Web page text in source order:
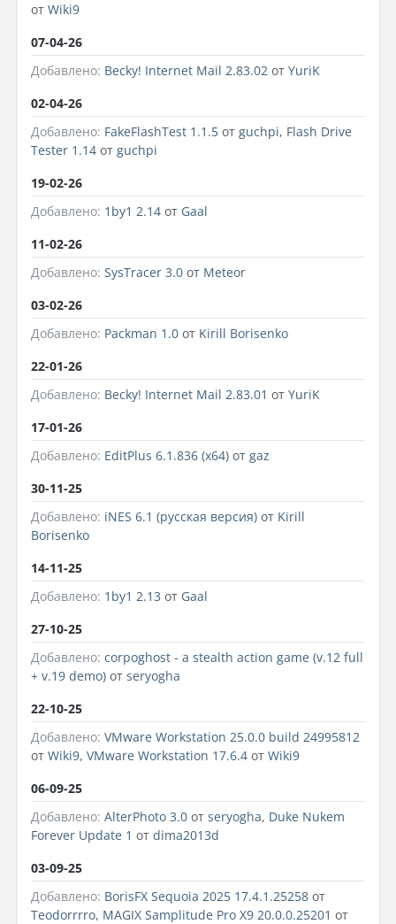
от Wiki9
07-04-26
Добавлено: Becky! Internet Mail 2.83.02 от YuriK
02-04-26
Добавлено: FakeFlashTest 1.1.5 от guchpi, Flash Drive
Tester 1.14 от guchpi
19-02-26
Добавлено: 1by1 2.14 от Gaal
11-02-26
Добавлено: SysTracer 3.0 от Meteor
03-02-26
Добавлено: Packman 1.0 от Kirill Borisenko
22-01-26
Добавлено: Becky! Internet Mail 2.83.01 от YuriK
17-01-26
Добавлено: EditPlus 6.1.836 (x64) от gaz
30-11-25
Добавлено: iNES 6.1 (русская версия) от Kirill
Borisenko
14-11-25
Добавлено: 1by1 2.13 от Gaal
27-10-25
Добавлено: corpoghost - a stealth action game (v.12 full
+ v.19 demo) от seryogha
22-10-25
Добавлено: VMware Workstation 25.0.0 build 24995812
от Wiki9, VMware Workstation 17.6.4 от Wiki9
06-09-25
Добавлено: AlterPhoto 3.0 от seryogha, Duke Nukem
Forever Update 1 от dima2013d
03-09-25
Добавлено: BorisFX Sequoia 2025 17.4.1.25258 от
Teodorrrro, MAGIX Samplitude Pro X9 20.0.0.25201 от